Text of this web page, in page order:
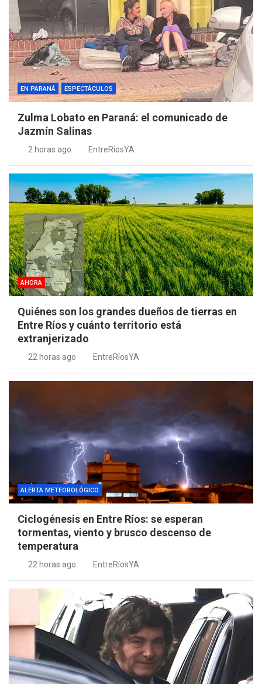
EN PARANÁ ESPECTÁCULOS
Zulma Lobato en Paraná: el comunicado de
Jazmín Salinas
2 horas ago EntreRíosYA
AHORA
Quiénes son los grandes dueños de tierras en
Entre Ríos y cuánto territorio está
extranjerizado
22 horas ago EntreRíosYA
ALERTA METEOROLÓGICO
Ciclogénesis en Entre Ríos: se esperan
tormentas, viento y brusco descenso de
temperatura
22 horas ago EntreRíosYA